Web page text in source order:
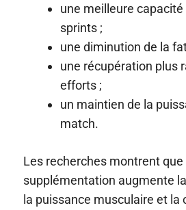
une meilleure
sprints ;
une diminution de la
une récupération plus
efforts ;
un maintien de la
match.
Les recherches montrent que
supplémentation augmente
la puissance musculaire et la